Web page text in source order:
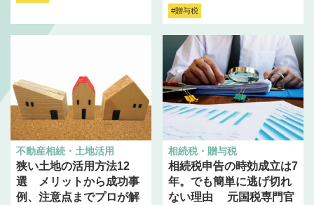
#贈与税
不動産相続・土地活用
狭い土地の活用方法12
選 メリットから成功事
例、注意点までプロが解
相続税・贈与税
相続税申告の時効成立は7
年。でも簡単に逃げ切れ
ない理由 元国税専門官